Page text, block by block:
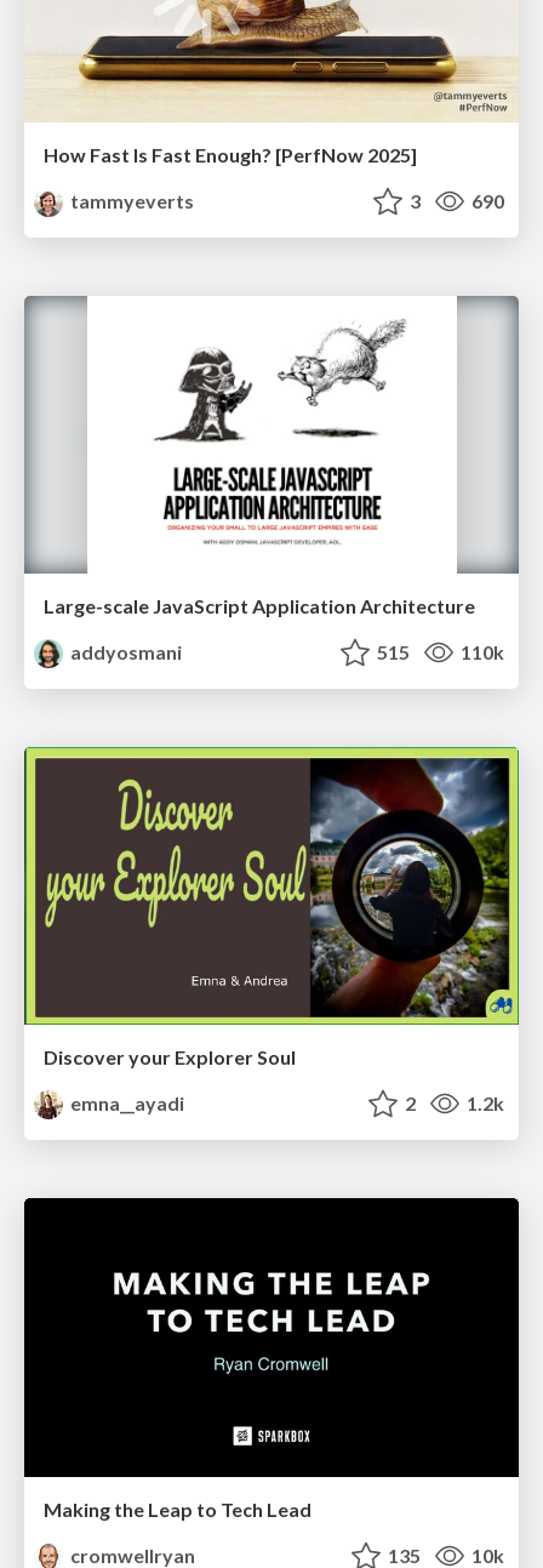
How Fast Is Fast Enough? [PerfNow 2025]
tammyeverts
3 690
Large-scale JavaScript Application Architecture
addyosmani
515 110k
Discover your Explorer Soul
emna__ayadi
2 1.2k
Making the Leap to Tech Lead
cromwellryan
135 10k